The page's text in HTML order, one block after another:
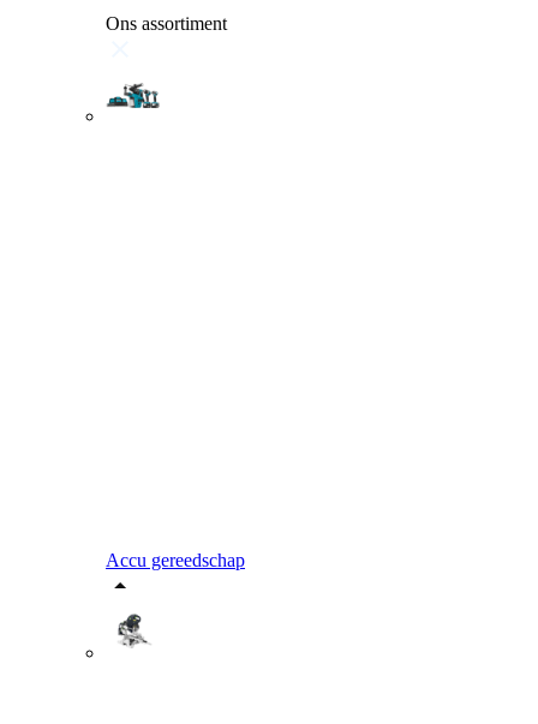
Ons assortiment
Accu gereedschap